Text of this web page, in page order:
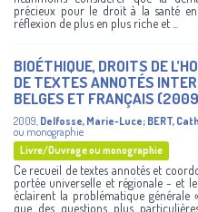
précieux pour le droit à la santé
réflexion de plus en plus riche et ...
BIOÉTHIQUE, DROITS DE
DE TEXTES ANNOTÉS
BELGES ET FRANÇAIS
2009, Delfosse, Marie-Luce; BERT,
ou monographie
Livre/Ouvrage ou monographie
Ce recueil de textes annotés et
portée universelle et régionale - et
éclairent la problématique générale
que des questions plus